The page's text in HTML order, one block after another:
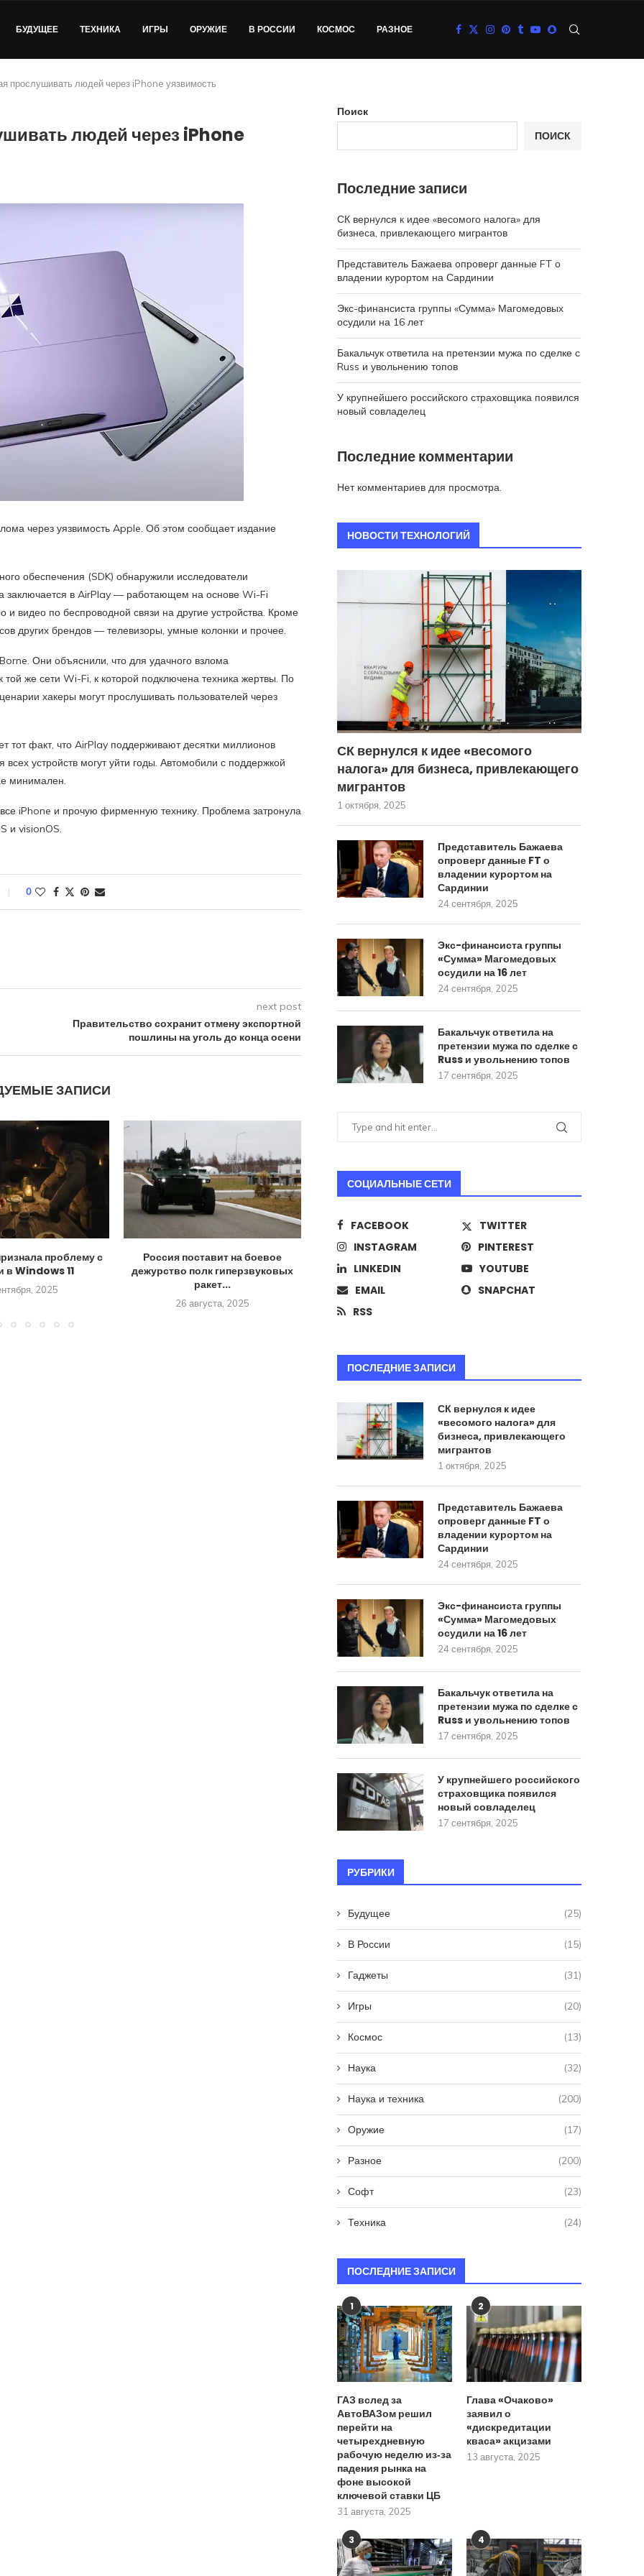
БУДУЩЕЕ ТЕХНИКА ИГРЫ ОРУЖИЕ В РОССИИ КОСМОС РАЗНОЕ
прослушивать людей через iPhone уязвимость
людей через iPhone
через уязвимость Apple. Об этом сообщает издание
обеспечения (SDK) обнаружили исследователи
заключается в AirPlay — работающем на основе Wi-Fi
видео по беспроводной связи на другие устройства. Кроме
других брендов — телевизоры, умные колонки и прочее.
Они объяснили, что для удачного взлома
же сети Wi-Fi, к которой подключена техника жертвы. По
хакеры могут прослушивать пользователей через
тот факт, что AirPlay поддерживают десятки миллионов
устройств могут уйти годы. Автомобили с поддержкой
минимален.
iPhone и прочую фирменную технику. Проблема затронула
и visionOS.
0
next post
Правительство сохранит отмену экспортной
пошлины на уголь до конца осени
ЗАПИСИ
проблему с
в Windows 11
2025
Россия поставит на боевое
дежурство полк гиперзвуковых
ракет...
26 августа, 2025
России РСЗО для...
22 августа, 2025
Поиск
ПОИСК
Последние записи
СК вернулся к идее «весомого налога» для
бизнеса, привлекающего мигрантов
Представитель Бажаева опроверг данные FT о
владении курортом на Сардинии
Экс-финансиста группы «Сумма» Магомедовых
осудили на 16 лет
Бакальчук ответила на претензии мужа по сделке с
Russ и увольнению топов
У крупнейшего российского страховщика появился
новый совладелец
Последние комментарии
Нет комментариев для просмотра.
НОВОСТИ ТЕХНОЛОГИЙ
СК вернулся к идее «весомого
налога» для бизнеса, привлекающего
мигрантов
1 октября, 2025
Представитель Бажаева
опроверг данные FT о
владении курортом на
Сардинии
24 сентября, 2025
Экс-финансиста группы
«Сумма» Магомедовых
осудили на 16 лет
24 сентября, 2025
Бакальчук ответила на
претензии мужа по сделке с
Russ и увольнению топов
17 сентября, 2025
СОЦИАЛЬНЫЕ СЕТИ
FACEBOOK
TWITTER
INSTAGRAM
PINTEREST
LINKEDIN
YOUTUBE
EMAIL
SNAPCHAT
RSS
ПОСЛЕДНИЕ ЗАПИСИ
СК вернулся к идее
«весомого налога» для
бизнеса, привлекающего
мигрантов
1 октября, 2025
Представитель Бажаева
опроверг данные FT о
владении курортом на
Сардинии
24 сентября, 2025
Экс-финансиста группы
«Сумма» Магомедовых
осудили на 16 лет
24 сентября, 2025
Бакальчук ответила на
претензии мужа по сделке с
Russ и увольнению топов
17 сентября, 2025
У крупнейшего российского
страховщика появился
новый совладелец
17 сентября, 2025
РУБРИКИ
Будущее (25)
В России (15)
Гаджеты (31)
Игры (20)
Космос (13)
Наука (32)
Наука и техника (200)
Оружие (17)
Разное (200)
Софт (23)
Техника (24)
ПОСЛЕДНИЕ ЗАПИСИ
1
ГАЗ вслед за
АвтоВАЗом решил
перейти на
четырехдневную
рабочую неделю из‑за
падения рынка на
фоне высокой
ключевой ставки ЦБ
31 августа, 2025
2
Глава «Очаково»
заявил о
«дискредитации
кваса» акцизами
13 августа, 2025
3 4